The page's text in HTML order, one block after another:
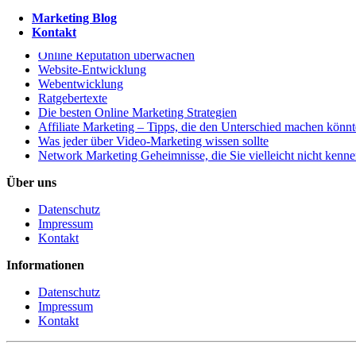
Marketing Blog
Kontakt
So löschen oder entfernen Sie negative Google Bewertungen
Tools zum Aufspüren von doppeltem Inhalt auf Websites
Online Reputation überwachen
Website-Entwicklung
Webentwicklung
Ratgebertexte
Die besten Online Marketing Strategien
Affiliate Marketing – Tipps, die den Unterschied machen
Was jeder über Video-Marketing wissen sollte
Network Marketing Geheimnisse, die Sie vielleicht nicht
Über uns
Datenschutz
Impressum
Kontakt
Informationen
Datenschutz
Impressum
Kontakt